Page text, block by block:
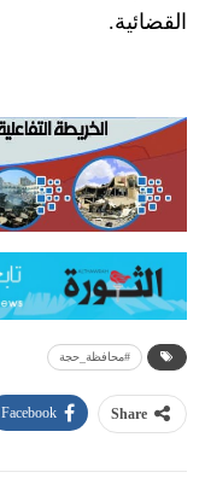
القضائية.
#محافظة_حجة
Share
Facebook